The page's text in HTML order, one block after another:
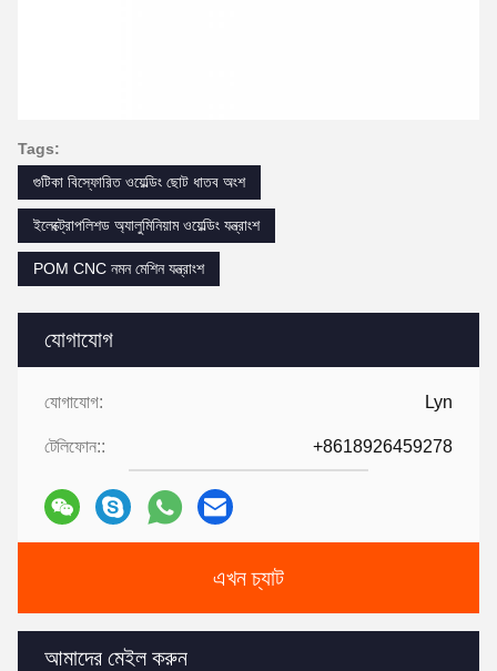
যোগাযোগ
যোগাযোগ: Lyn
টেলিফোন:: +8618926459278
এখন চ্যাট
আমাদের মেইল করুন
Tags:
গুটিকা বিস্ফোরিত ওয়েল্ডিং ছোট ধাতব অংশ
ইলেক্ট্রোপলিশড অ্যালুমিনিয়াম ওয়েল্ডিং যন্ত্রাংশ
POM CNC নমন মেশিন যন্ত্রাংশ